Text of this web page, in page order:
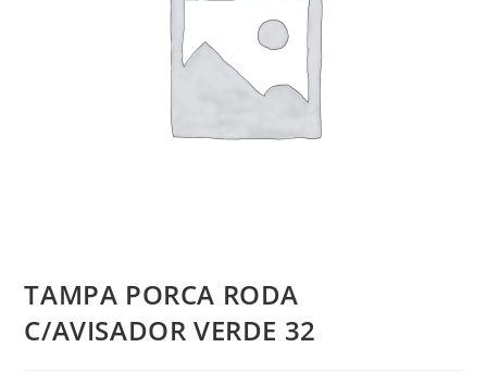
TAMPA PORCA RODA
C/AVISADOR VERDE 32